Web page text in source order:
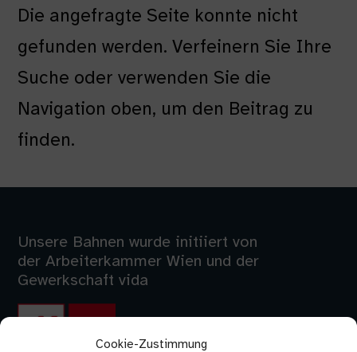
Cookie-Zustimmung
Die angefragte Seite konnte nicht
gefunden werden. Verfeinern Sie Ihre
Suche oder verwenden Sie die
Navigation oben, um den Beitrag zu
finden.
Unsere Bahnen wurde initiiert von
der Arbeiterkammer Wien und der
Gewerkschaft vida